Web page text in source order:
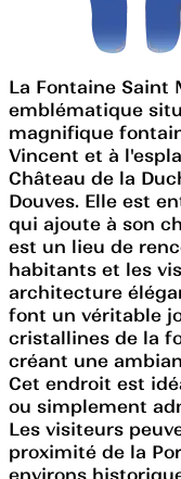
La Fontaine Saint
emblématique
magnifique
Vincent et à
Château de la
Douves. Elle est
qui ajoute à son
est un lieu de
habitants et les
architecture
font un véritable
cristallines de la
créant une
Cet endroit est
ou simplement
Les visiteurs
proximité de la
environs